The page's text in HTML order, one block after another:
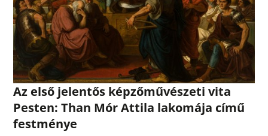
Az első jelentős képzőművészeti vita
Pesten: Than Mór Attila lakomája című
festménye